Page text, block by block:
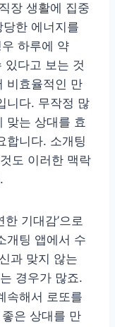
장 생활에 집중
한 에너지를
하루에 약
있다고 보는 것
비효율적인 만
니다. 무작정 많
맞는 상대를 효
합니다. 소개팅
도 이러한 맥락
기대감’으로
개팅 앱에서 수
과 맞지 않는
경우가 많죠.
속해서 로또를
은 상대를 만